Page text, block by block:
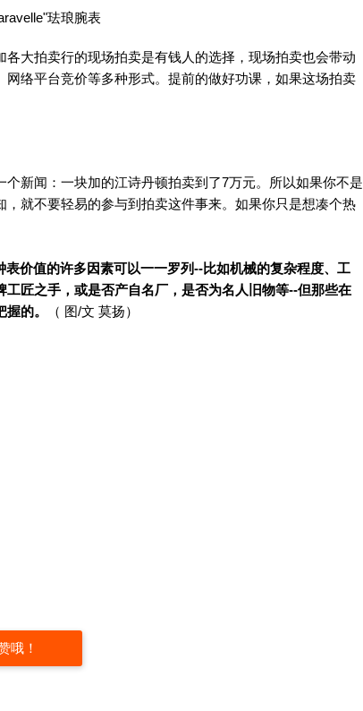
珐琅腕表
大拍卖行的现场拍卖是有钱人的选择，现场拍卖也会带动
络平台竞价等多种形式。提前的做好功课，如果这场拍卖
新闻：一块加的江诗丹顿拍卖到了7万元。所以如果你不是
就不要轻易的参与到拍卖这件事来。如果你只是想凑个热
价值的许多因素可以一一罗列--比如机械的复杂程度、工
匠之手，或是否产自名厂，是否为名人旧物等--但那些在
的。
（ 图/文 莫扬）
哦！